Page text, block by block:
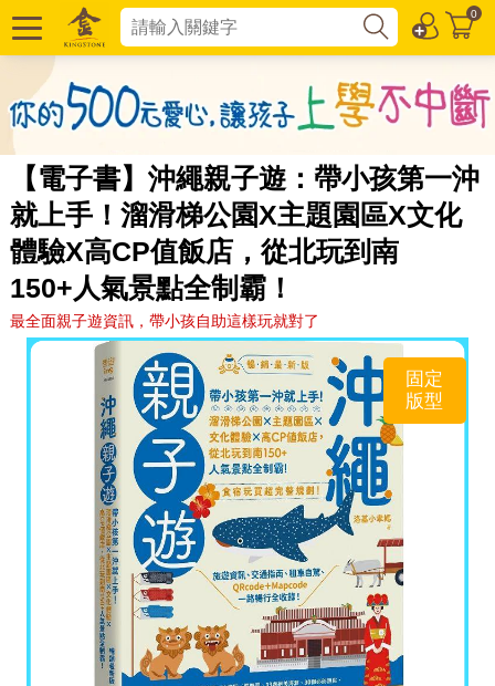
0
【電子書】沖繩親子遊：帶小孩第一沖
就上手！溜滑梯公園X主題園區X文化
體驗X高CP值飯店，從北玩到南
150+人氣景點全制霸！
最全面親子遊資訊，帶小孩自助這樣玩就對了
固定
版型